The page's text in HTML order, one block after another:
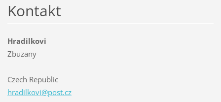
Kontakt
Hradilkovi
Zbuzany
Czech Republic
hradilkovi@post.cz